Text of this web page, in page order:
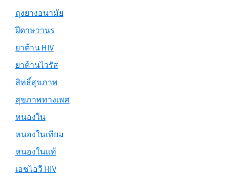
ถุงยางอนามัย
ฝีดาษวานร
ยาต้าน HIV
ยาต้านไวรัส
สิทธิ์สุขภาพ
สุขภาพทางเพศ
หนองใน
หนองในเทียม
หนองในแท้
เอชไอวี HIV